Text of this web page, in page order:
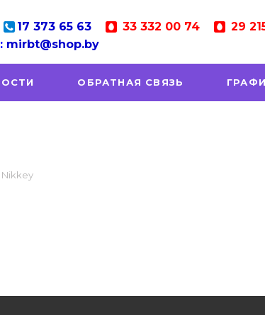
17373 65 63 33 332 00 74 29
mirbt@shop.by
ОБРАТНАЯ СВЯЗЬ
Nikkey